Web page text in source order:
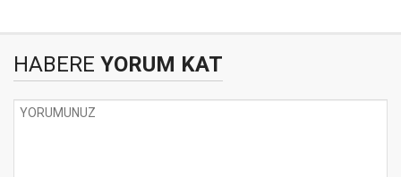
HABERE YORUM KAT